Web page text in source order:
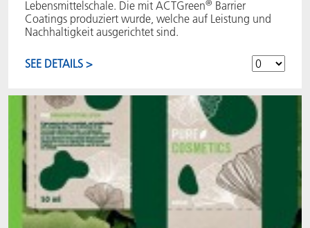
Lebensmittelschale. Die mit ACTGreen® Barrier
Coatings produziert wurde, welche auf Leistung und
Nachhaltigkeit ausgerichtet sind.
SEE DETAILS >